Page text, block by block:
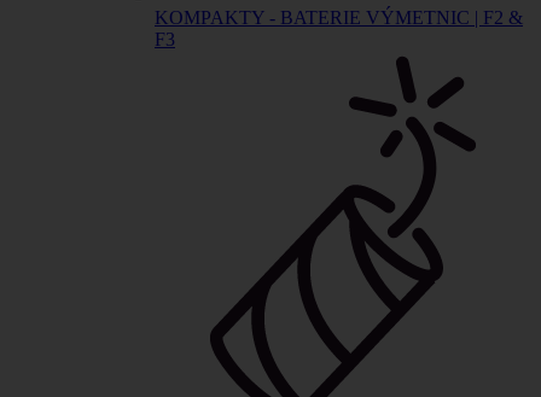
KOMPAKTY - BATERIE VÝMETNIC | F2 &
F3